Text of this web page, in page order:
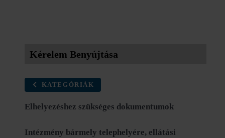
Kérelem Benyújtása
KATEGÓRIÁK
Elhelyezéshez szükséges dokumentumok
Intézmény bármely telephelyére, ellátási